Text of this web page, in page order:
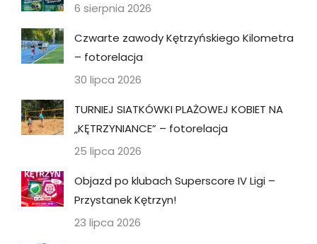
6 sierpnia 2026
Czwarte zawody Kętrzyńskiego Kilometra
– fotorelacja
30 lipca 2026
TURNIEJ SIATKÓWKI PLAŻOWEJ KOBIET NA
„KĘTRZYNIANCE” – fotorelacja
25 lipca 2026
Objazd po klubach Superscore IV Ligi –
Przystanek Kętrzyn!
23 lipca 2026